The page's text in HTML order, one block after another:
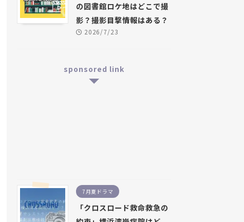
の図書館ロケ地はどこで撮
影？撮影目撃情報はある？
2026/7/23
sponsored link
7月夏ドラマ
「クロスロード救命救急の